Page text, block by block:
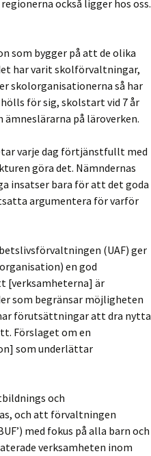
också ligger hos oss.
som bygger på att de olika
har varit skolförvaltningar,
skolorganisationerna så har
för sig, skolstart vid 7 år
ämneslärarna på läroverken.
varje dag förtjänstfullt med
göra det. Nämndernas
insatser bara för att det goda
argumentera för varför
(UAF) ger
en god
[verksamheterna] är
som begränsar möjligheten
förutsättningar att dra nytta
Förslaget om en
som underlättar
och
och att förvaltningen
med fokus på alla barn och
verksamheten inom